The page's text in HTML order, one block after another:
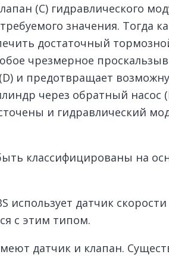
(С) гидравлического
значения. Тогда
достаточный
чрезмерное
и предотвращает
через обратный насос
и гидравлический
классифицированы на
использует датчик
с этим типом.
датчик и клапан.